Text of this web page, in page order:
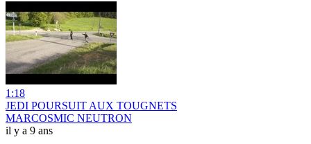
1:18
JEDI POURSUIT AUX TOUGNETS
MARCOSMIC NEUTRON
il y a 9 ans